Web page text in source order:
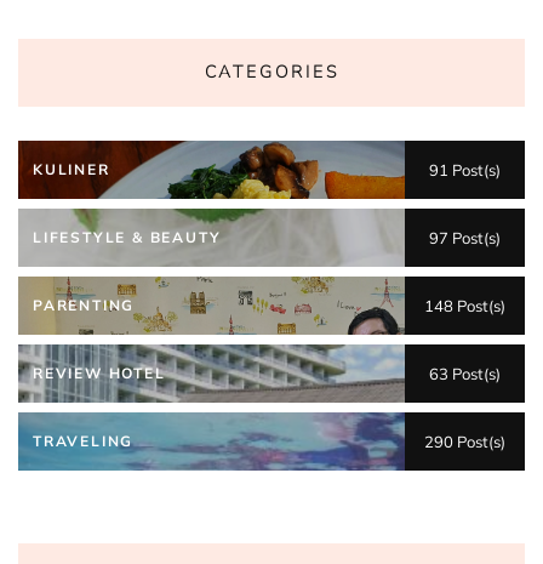
CATEGORIES
KULINER 91 Post(s)
LIFESTYLE & BEAUTY 97 Post(s)
PARENTING 148 Post(s)
REVIEW HOTEL 63 Post(s)
TRAVELING 290 Post(s)